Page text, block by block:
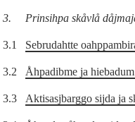
3. Prinsihpa skåvlå
3.1 Sebrudahtte
3.2 Åhpadibme ja
3.3 Aktisasjbarggo sijda ja